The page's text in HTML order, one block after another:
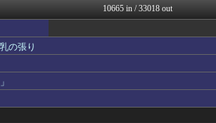
荷が重...
ガンダムブログ（情報戦仕様...
ラビット速報
業割...
スロ板-RUSH
を...
キムチ速報
意義そ...
ボ...
鬼女まとめ速報 -修羅場・...
10665 in / 33018 out
の張り